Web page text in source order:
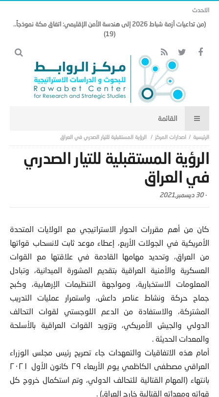
الاحدث
(من تداعيات أزمة شباط 2026 إلى هندسة الأمن الإقليمي: اتفاق مكة نموذجاً..
(19)
اصدارات المركز الرؤية المستقبلية للتيار الصدري في العراق
الرؤية المستقبلية للتيار الصدري
في العراق
-30 ديسمبر,2021
كان من أهم مقررات الحوار الاستراتيجي مع الولايات المتحدة
الأمريكية في الجولات الأربع، إعطاء موعد ثابت لانسحاب قواتها
من العراق، وتحديد مهامها القادمة في علاقتها مع القوات
العسكرية والأمنية العراقية بتقديم المشورة الميدانية، وتبادل
المعلومات الاستخبارية، ومواجهة التنظيمات الإرهابية، وكبح
جماح حركة ونشاط عناصر داعش، واستمرار عمليات التدريب
المشتركة، والاستفادة من الدعم اللوجستي لقوات التحالف
الدولي والجيش الأمريكي، وتزويد القوات العراقية بالأسلحة
والمعدات الحديثة .
أمام هذه الاتفاقيات والتعهدات جاء تصريح رئيس مجلس الوزراء
العراقي مصطفى الكاظمي يوم الأربعاء ٢٩ كانون الأول ٢٠٢١
بانتهاء (المهام القتالية للتحالف الدولي، وتم استكمال خروج كل
قواته ومعداته القتالية خارج العراق) .